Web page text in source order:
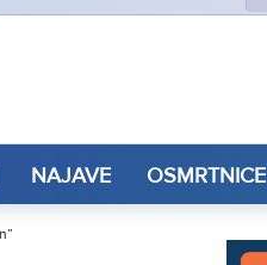
NAJAVE OSMRTNICE